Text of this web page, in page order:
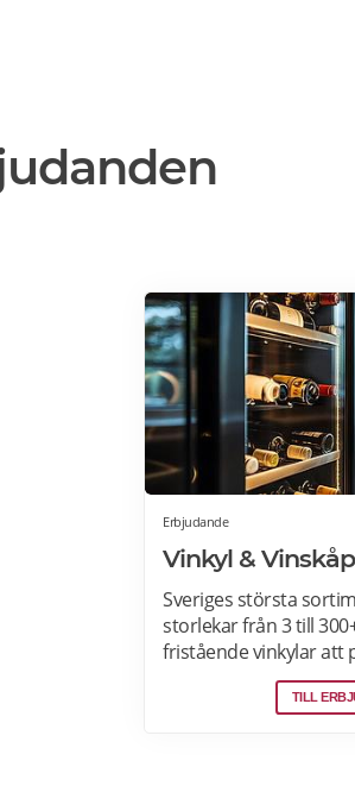
Erbjudande
Vinkyl &
Sveriges största
storlekar från 3 till
fristående vinkylar att
hemmet, till inbyggda
vinkylar som elegant
TILL